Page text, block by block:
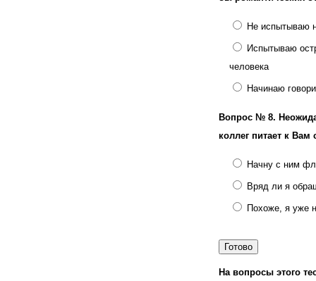
Не испытываю
Испытываю
человека
Начинаю
Вопрос № 8.
коллег питает к
Начну с ним
Вряд ли я
Похоже, я уже
На вопросы этого